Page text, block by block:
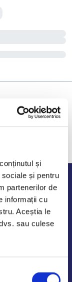
și
și pentru
partenerilor de
informații cu
Aceștia le
sau culese